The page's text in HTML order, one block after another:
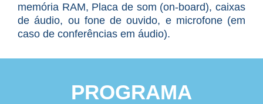
memória RAM, Placa de som (on-board), caixas
de áudio, ou fone de ouvido, e microfone (em
caso de conferências em áudio).
PROGRAMA